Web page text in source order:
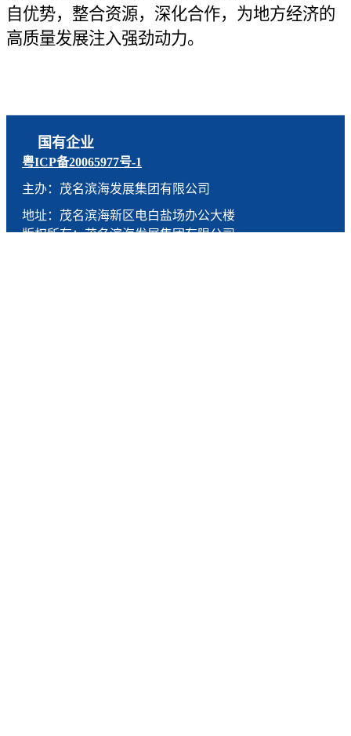
自优势，整合资源，深化合作，为地方经济的
高质量发展注入强劲动力。
国有企业
粤ICP备20065977号-1
主办：茂名滨海发展集团有限公司
地址：茂名滨海新区电白盐场办公大楼
版权所有：茂名滨海发展集团有限公司